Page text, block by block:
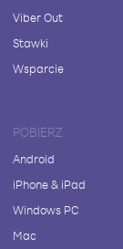
Viber Out
Stawki
Wsparcie
POBIERZ
Android
iPhone & iPad
Windows PC
Mac